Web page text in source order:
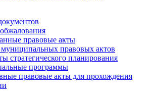
правовые акты
правовых актов
стратегического планирования
программы
правовые акты для прохождения